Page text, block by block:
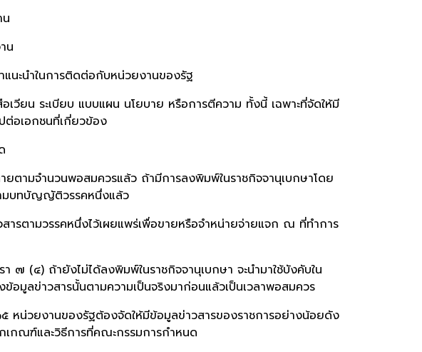
น
น
นะนำในการติดต่อกับหน่วยงานของรัฐ
ยน ระเบียบ แบบแผน นโยบาย หรือการตีความ ทั้งนี้ เฉพาะที่จัดให้มี
ต่อเอกชนที่เกี่ยวข้อง
ยตามจำนวนพอสมควรแล้ว ถ้ามีการลงพิมพ์ในราชกิจจานุเบกษาโดย
มบทบัญญัติวรรคหนึ่งแล้ว
ารตามวรรคหนึ่งไว้เผยแพร่เพื่อขายหรือจำหน่ายจ่ายแจก ณ ที่ทำการ
๗ (๔) ถ้ายังไม่ได้ลงพิมพ์ในราชกิจจานุเบกษา จะนำมาใช้บังคับใน
อมูลข่าวสารนั้นตามความเป็นจริงมาก่อนแล้วเป็นเวลาพอสมควร
หน่วยงานของรัฐต้องจัดให้มีข้อมูลข่าวสารของราชการอย่างน้อยดัง
เกณฑ์และวิธีการที่คณะกรรมการกำหนด